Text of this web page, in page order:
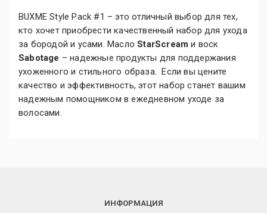
BUXME Style Pack #1 – это отличный выбор для тех,
кто хочет приобрести качественный набор для ухода
за бородой и усами. МаслоStarScream и воск
Sabotage – надежные продукты для поддержания
ухоженного и стильного образа. Если вы цените
качество и эффективность, этот набор станет вашим
надежным помощником в ежедневном уходе за
волосами.
ИНФОРМАЦИЯ